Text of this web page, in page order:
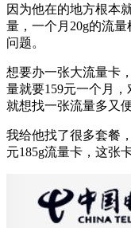
因为他在的地方根本
量，一个月20g的流
问题。
想要办一张大流量卡
量就要159元一个月
就想找一张流量多又
我给他找了很多套餐
元185g流量卡，这张